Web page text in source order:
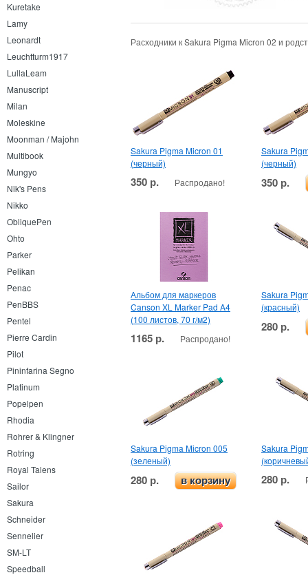
Kuretake
Lamy
Leonardt
Leuchtturm1917
LullaLeam
Manuscript
Milan
Moleskine
Moonman / Majohn
Multibook
Mungyo
Nik's Pens
Nikko
ObliquePen
Ohto
Parker
Pelikan
Penac
PenBBS
Pentel
Pierre Cardin
Pilot
Pininfarina Segno
Platinum
Popelpen
Rhodia
Rohrer & Klingner
Rotring
Royal Talens
Sailor
Sakura
Schneider
Sennelier
SM-LT
Speedball
Расходники к Sakura Pigma Micron 02 и
Sakura Pigma Micron 01
(черный)
350 р. Распродано!
Sakura
(черный)
350 р.
Альбом для маркеров
Canson XL Marker Pad A4
(100 листов, 70 г/м2)
1165 р. Распродано!
Sakura
(красный)
280 р.
Sakura Pigma Micron 005
(зеленый)
280 р. в корзину
Sakura
280 р.